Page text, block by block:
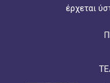
έρχεται